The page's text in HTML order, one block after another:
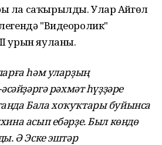
ла саҡырылды. Улар Айгөл
"Видеоролик"
урын яуланы.
һәм уларҙың
рәхмәт һүҙҙәре
Бала хоҡуҡтары буйынса
асып ебәрҙе. Был көндө
Ә Эске эштәр